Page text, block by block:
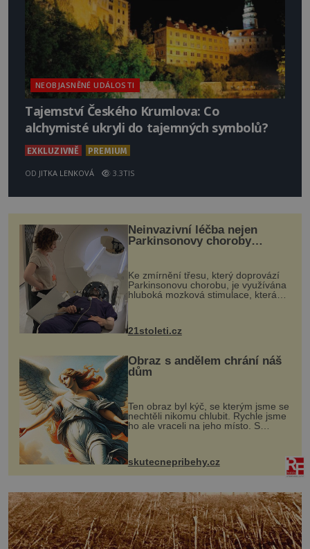
NEOBJASNĚNÉ UDÁLOSTI
Tajemství Českého Krumlova: Co
alchymisté ukryli do tajemných symbolů?
EXKLUZIVNĚ PREMIUM
OD JITKA LENKOVÁ 3.3TIS
Neinvazivní léčba nejen
Parkinsonovy choroby
Ke zmírnění třesu, který doprovází
Parkinsonovu chorobu, je využívána
hluboká mozková stimulace, která
však vyžaduje vysoce invazivní
k dostatečně přesnému zacílení ...
21stoleti.cz
Obraz s andělem chrání náš
dům
Ten obraz byl kýč, se kterým jsme se
nechtěli nikomu chlubit. Rychle jsme
ho ale vraceli na jeho místo. S
manželem Vaškem jsme si pořídili
chaloupku, takový domek na severu
Čech, kde jsme si naplánova...
skutecnepribehy.cz